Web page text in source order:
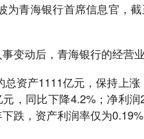
为青海银行首席信息官，
变动后，青海银行的经营
资产1111亿元，保持上
，同比下降4.2%；净利
跌，资产利润率仅为